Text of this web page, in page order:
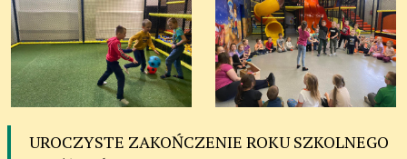
UROCZYSTE ZAKOŃCZENIE ROKU SZKOLNEGO